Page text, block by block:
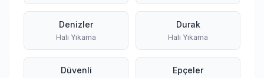
Denizler
Halı Yıkama
Durak
Halı Yıkama
Düvenli Epçeler